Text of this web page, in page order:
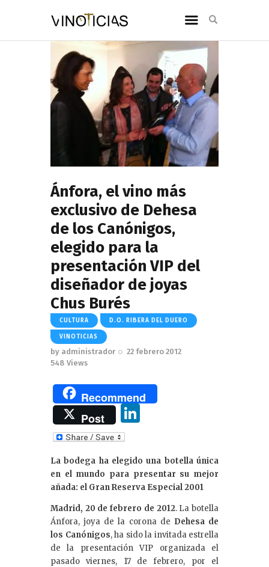
Ánfora, el vino más
exclusivo de Dehesa
de los Canónigos,
elegido para la
presentación VIP del
diseñador de joyas
Chus Burés
CULTURA D.O. RIBERA DEL DUERO
VINOTICIAS
by administrador
22 febrero 2012
548 Views
Recommend
Post
e
dI
n
La bodega ha elegido una botella única
en el mundo para presentar su mejor
añada: el Gran Reserva Especial 2001
Madrid, 20 de febrero de 2012. La botella
Ánfora, joya de la corona de Dehesa de
los Canónigos, ha sido la invitada estrella
de la presentación VIP organizada el
pasado viernes, 17 de febrero, por el